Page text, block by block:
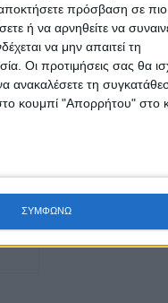
πρόσβαση σε πιο
ή να αρνηθείτε να
να μην απαιτεί τη
Οι προτιμήσεις σας θα
ανακαλέσετε τη
κουμπί "Απορρήτου" στο
ΣΥΜΦΩΝΩ